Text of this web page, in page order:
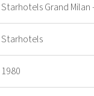
Starhotels Grand Milan
Starhotels
1980